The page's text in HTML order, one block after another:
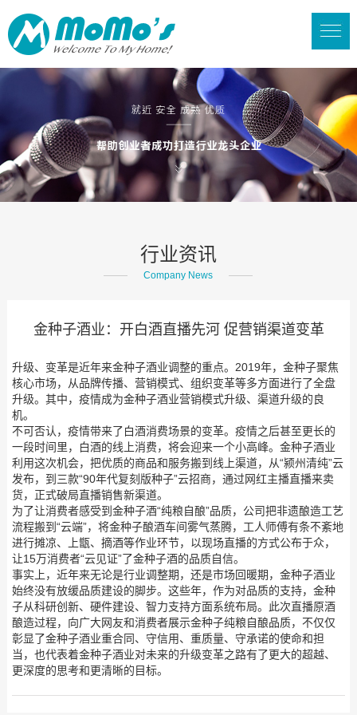
行业资讯
Company News
金种子酒业：开白酒直播先河 促营销渠道变革
升级、变革是近年来金种子酒业调整的重点。2019年，金种子聚焦
核心市场，从品牌传播、营销模式、组织变革等多方面进行了全盘
升级。其中，疫情成为金种子酒业营销模式升级、渠道升级的良
机。
不可否认，疫情带来了白酒消费场景的变革。疫情之后甚至更长的
一段时间里，白酒的线上消费，将会迎来一个小高峰。金种子酒业
利用这次机会，把优质的商品和服务搬到线上渠道，从“颍州清纯”云
发布，到三款“90年代复刻版种子”云招商，通过网红主播直播来卖
货，正式破局直播销售新渠道。
为了让消费者感受到金种子酒“纯粮自酿”品质，公司把非遗酿造工艺
流程搬到“云端”，将金种子酿酒车间雾气蒸腾，工人师傅有条不紊地
进行摊凉、上甑、摘酒等作业环节，以现场直播的方式公布于众，
让15万消费者“云见证”了金种子酒的品质自信。
事实上，近年来无论是行业调整期，还是市场回暖期，金种子酒业
始终没有放缓品质建设的脚步。这些年，作为对品质的支持，金种
子从科研创新、硬件建设、智力支持方面系统布局。此次直播原酒
酿造过程，向广大网友和消费者展示金种子纯粮自酿品质，不仅仅
彰显了金种子酒业重合同、守信用、重质量、守承诺的使命和担
当，也代表着金种子酒业对未来的升级变革之路有了更大的超越、
更深度的思考和更清晰的目标。